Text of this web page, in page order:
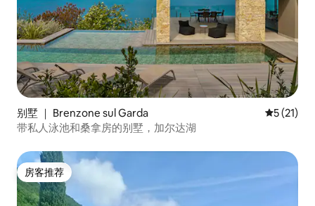
别墅 ｜ Brenzone sul Garda 平均评分
5 (21)
带私人泳池和桑拿房的别墅，加尔达湖
房客推荐
房客推荐